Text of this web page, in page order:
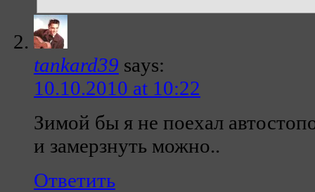
tankard39 says:
10.10.2010 at 10:22
Зимой бы я не поехал
и замерзнуть можно..
Ответить